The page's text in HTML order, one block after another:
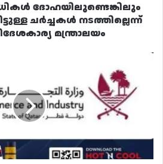
ദോഹയിലുണ്ടെങ്കിലും
ചർച്ചകൾ നടത്തില്ലെന്ന്
മന്ത്രാലയം